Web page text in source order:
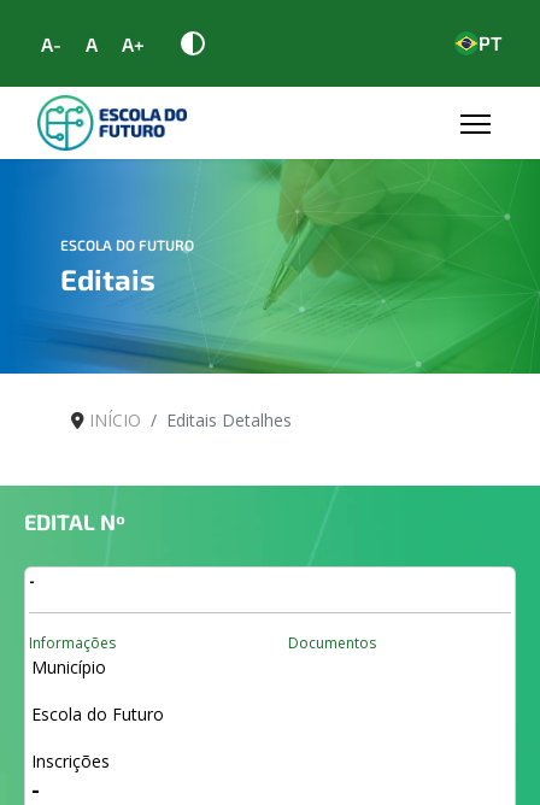
A- A A+ PT
ESCOLA DO FUTURO
Editais
INÍCIO Editais Detalhes
EDITAL Nº
-
Informações Documentos
Município
Escola do Futuro
Inscrições
-